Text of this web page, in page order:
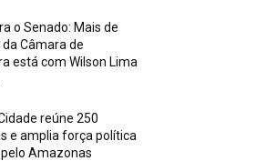
o Senado: Mais de
Câmara de
está com Wilson Lima
reúne 250
e amplia força política
Amazonas